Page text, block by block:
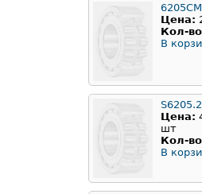
6205CM
Цена:
Кол-
В
Цена:
шт
Кол-
В